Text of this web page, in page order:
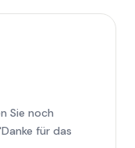
Sie noch
für das